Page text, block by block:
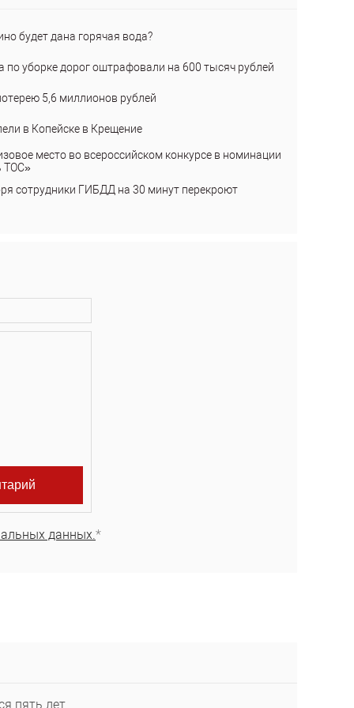
будет дана горячая вода?
по уборке дорог оштрафовали на 600 тысяч рублей
5,6 миллионов рублей
в Копейске в Крещение
место во всероссийском конкурсе в номинации
ТОС»
сотрудники ГИБДД на 30 минут перекроют
данных.*
пять лет